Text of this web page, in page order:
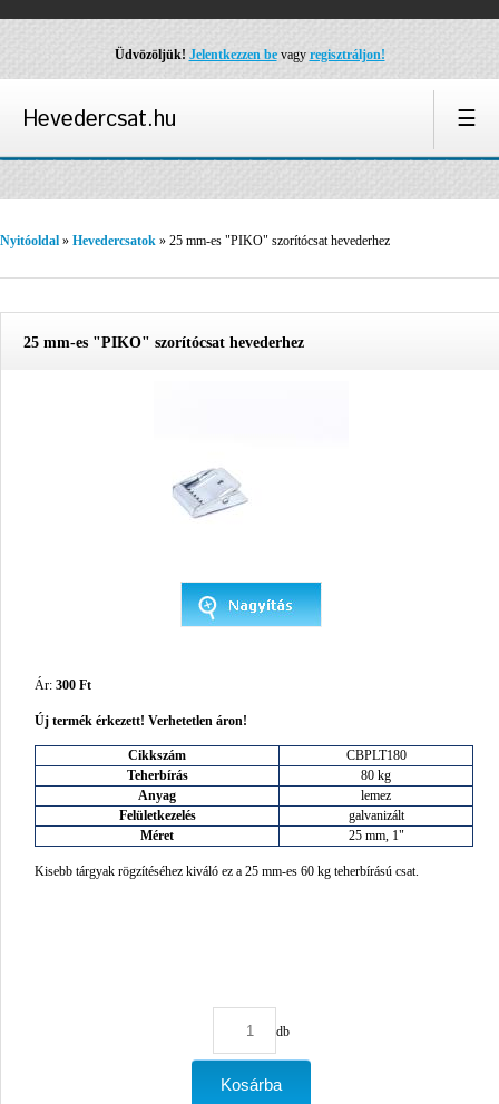
Üdvözöljük! Jelentkezzen bevagy regisztráljon!
Hevedercsat.hu ☰
Nyitóoldal » Hevedercsatok » 25 mm-es "PIKO" szorítócsat hevederhez
25 mm-es "PIKO" szorítócsat hevederhez
Ár: 300 Ft
Új termék érkezett! Verhetetlen áron!
Cikkszám
CBPLT180
Teherbírás
80 kg
Anyag
lemez
Felületkezelés
galvanizált
Méret
25 mm, 1"
Kisebb tárgyak rögzítéséhez kiváló ez a 25 mm-es 60 kg teherbírású csat.
db